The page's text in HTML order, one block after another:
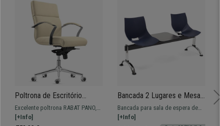
Poltrona de Escritório
RABAT PANO, Encosto
Médio, Mecanismo de
Excelente poltrona RABAT PANO,
Encosto médio, ideal para
[+Info]
Bancada 2 Lugares e Mesa,
AMIR, Estructura Metálica,
Em Plástico, Cor Azul
Bancada para sala de espera de
158x50 cm com estructura
[+Info]